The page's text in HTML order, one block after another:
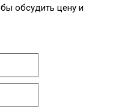
обсудить цену и